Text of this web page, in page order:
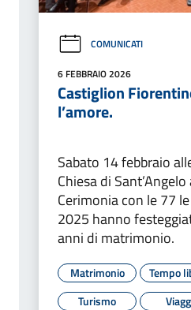
COMUNICATI
6 FEBBRAIO 2026
Castiglion
l’amore.
Sabato 14 febbraio
Chiesa di Sant’Angelo
Cerimonia con le 77
2025 hanno
anni di matrimonio.
Matrimonio
Tempo
Turismo